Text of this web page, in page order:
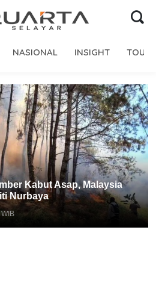
NASIONAL INSIGHT
Kabut Asap, Malaysia
Nurbaya